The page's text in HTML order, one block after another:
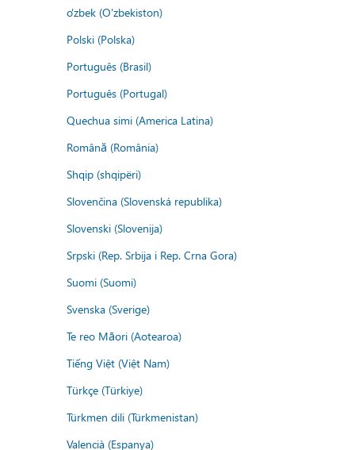
o'zbek (O'zbekiston)
Polski (Polska)
Português (Brasil)
Português (Portugal)
Quechua simi (America Latina)
Română (România)
Shqip (shqipëri)
Slovenčina (Slovenská republika)
Slovenski (Slovenija)
Srpski (Rep. Srbija i Rep. Crna Gora)
Suomi (Suomi)
Svenska (Sverige)
Te reo Māori (Aotearoa)
Tiếng Việt (Việt Nam)
Türkçe (Türkiye)
Türkmen dili (Türkmenistan)
Valencià (Espanya)